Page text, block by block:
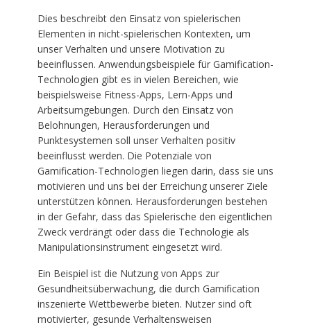
Dies beschreibt den Einsatz von spielerischen
Elementen in nicht-spielerischen Kontexten, um
unser Verhalten und unsere Motivation zu
beeinflussen. Anwendungsbeispiele für Gamification-
Technologien gibt es in vielen Bereichen, wie
beispielsweise Fitness-Apps, Lern-Apps und
Arbeitsumgebungen. Durch den Einsatz von
Belohnungen, Herausforderungen und
Punktesystemen soll unser Verhalten positiv
beeinflusst werden. Die Potenziale von
Gamification-Technologien liegen darin, dass sie uns
motivieren und uns bei der Erreichung unserer Ziele
unterstützen können. Herausforderungen bestehen
in der Gefahr, dass das Spielerische den eigentlichen
Zweck verdrängt oder dass die Technologie als
Manipulationsinstrument eingesetzt wird.
Ein Beispiel ist die Nutzung von Apps zur
Gesundheitsüberwachung, die durch Gamification
inszenierte Wettbewerbe bieten. Nutzer sind oft
motivierter, gesunde Verhaltensweisen